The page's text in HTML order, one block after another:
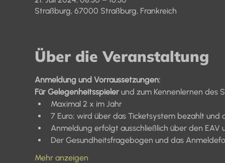
Straßburg, 67000 Straßburg, Frankreich
Über die Veranstaltung
Anmeldung und Vorraussetzungen:
Für Gelegenheitsspieler und zum Kennenlernen des
Maximal 2 x im Jahr
7 Euro; wird über das Ticketsystem bezahlt und
Anmeldung erfolgt ausschließlich über den
Der Gesundheitsfragebogen und das
Mehr anzeigen